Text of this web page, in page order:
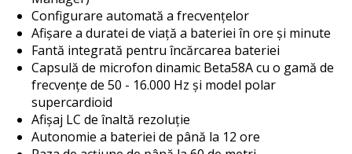
Configurare automată a frecvențelor
Afișare a duratei de viață a bateriei în ore și minute
Fantă integrată pentru încărcarea bateriei
Capsulă de microfon dinamic Beta58A cu o gamă de
frecvențe de 50 - 16.000 Hz și model polar
supercardioid
Afișaj LC de înaltă rezoluție
Autonomie a bateriei de până la 12 ore